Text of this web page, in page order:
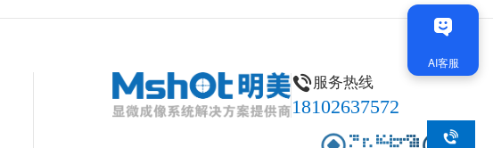
服务热线
18102637572